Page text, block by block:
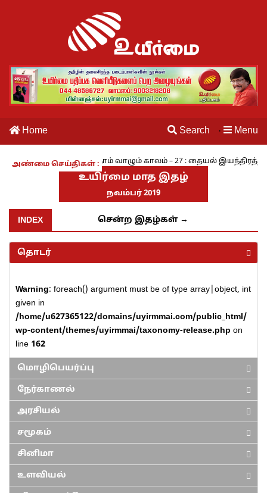
Home Search · Menu
அண்மை செய்திகள் :
- அ.ராமசாமி நாம் வாழும் காலம் – 27 : தையல் இயந்திரத்தின்
உயிர்மை மாத இதழ்
நவம்பர் 2019
INDEX சென்ற இதழ்கள் →
தொடர்
Warning: foreach() argument must be of type array|object, int
given in
/home/u627365122/domains/uyirmmai.com/public_html/
wp-content/themes/uyirmmai/taxonomy-release.php on
line 162
மொழிபெயர்ப்பு
நேர்காணல்
அரசியல்
சமூகம்
சினிமா
உளவியல்